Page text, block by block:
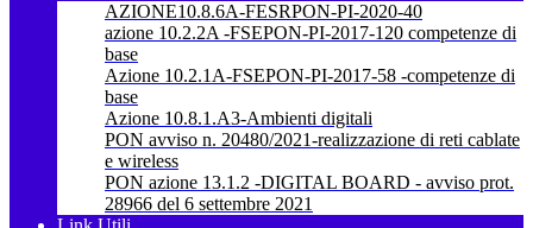
AZIONE10.8.6A-FESRPON-PI-2020-40
azione 10.2.2A -FSEPON-PI-2017-120 competenze di
base
Azione 10.2.1A-FSEPON-PI-2017-58 -competenze di
base
Azione 10.8.1.A3-Ambienti digitali
PON avviso n. 20480/2021-realizzazione di reti cablate
e wireless
PON azione 13.1.2 -DIGITAL BOARD - avviso prot.
28966 del 6 settembre 2021